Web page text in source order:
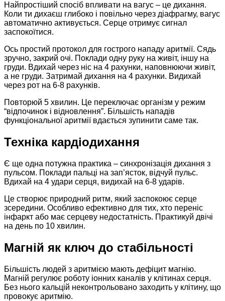
Найпростіший спосіб впливати на вагус – це дихання.
Коли ти дихаєш глибоко і повільно через діафрагму, вагус
автоматично активується. Серце отримує сигнал
заспокоїтися.​
Ось простий протокол для гострого нападу аритмії. Сядь
зручно, закрий очі. Поклади одну руку на живіт, іншу на
груди. Вдихай через ніс на 4 рахунки, наповнюючи живіт,
а не груди. Затримай дихання на 4 рахунки. Видихай
через рот на 6-8 рахунків.​
Повторюй 5 хвилин. Це переключає організм у режим
“відпочинок і відновлення”. Більшість нападів
функціональної аритмії вдається зупинити саме так.​
Техніка кардіодихання
Є ще одна потужна практика – синхронізація дихання з
пульсом. Поклади пальці на зап’ясток, відчуй пульс.
Вдихай на 4 удари серця, видихай на 6-8 ударів.​
Це створює природний ритм, який заспокоює серце
зсередини. Особливо ефективно для тих, хто переніс
інфаркт або має серцеву недостатність. Практикуй двічі
на день по 10 хвилин.​
Магній як ключ до стабільності
Більшість людей з аритмією мають дефіцит магнію.
Магній регулює роботу іонних каналів у клітинах серця.
Без нього кальцій неконтрольовано заходить у клітину, що
провокує аритмію.